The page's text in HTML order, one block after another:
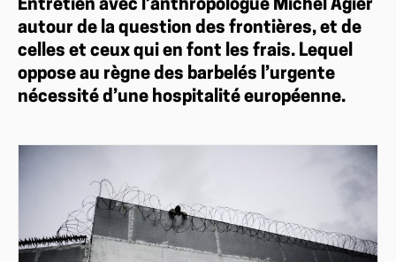
Entretien avec l’anthropologue Michel Agier
autour de la question des frontières, et de
celles et ceux qui en font les frais. Lequel
oppose au règne des barbelés l’urgente
nécessité d’une hospitalité européenne.